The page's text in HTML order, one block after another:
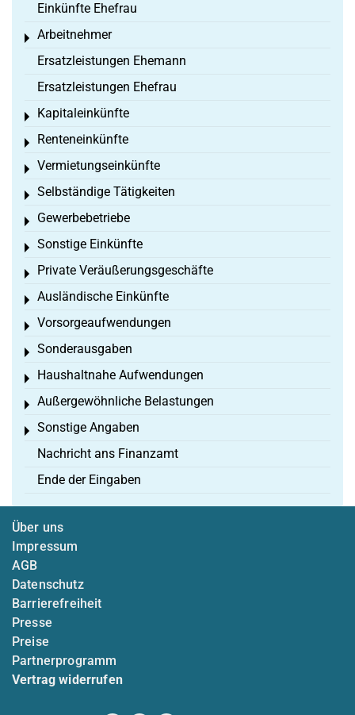
Einkünfte Ehefrau
Arbeitnehmer
Toggle menu
Ersatzleistungen Ehemann
Ersatzleistungen Ehefrau
Kapitaleinkünfte
Toggle menu
Renteneinkünfte
Toggle menu
Vermietungseinkünfte
Toggle menu
Selbständige Tätigkeiten
Toggle menu
Gewerbebetriebe
Toggle menu
Sonstige Einkünfte
Toggle menu
Private Veräußerungsgeschäfte
Toggle menu
Ausländische Einkünfte
Toggle menu
Vorsorgeaufwendungen
Toggle menu
Sonderausgaben
Toggle menu
Haushaltnahe Aufwendungen
Toggle menu
Außergewöhnliche Belastungen
Toggle menu
Sonstige Angaben
Toggle menu
Nachricht ans Finanzamt
Ende der Eingaben
Über uns
Impressum
AGB
Datenschutz
Barrierefreiheit
Presse
Preise
Partnerprogramm
Vertrag widerrufen